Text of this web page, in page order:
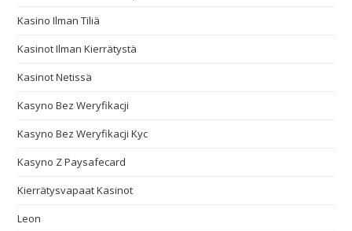
Kasino Ilman Tiliä
Kasinot Ilman Kierrätystä
Kasinot Netissä
Kasyno Bez Weryfikacji
Kasyno Bez Weryfikacji Kyc
Kasyno Z Paysafecard
Kierrätysvapaat Kasinot
Leon